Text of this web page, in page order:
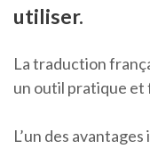
utiliser.
La traduction
un outil pratique et
L’un des